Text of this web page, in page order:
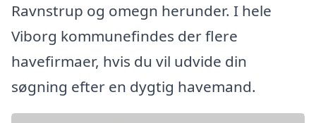
Ravnstrup og omegn herunder. I hele
Viborg kommunefindes der flere
havefirmaer, hvis du vil udvide din
søgning efter en dygtig havemand.